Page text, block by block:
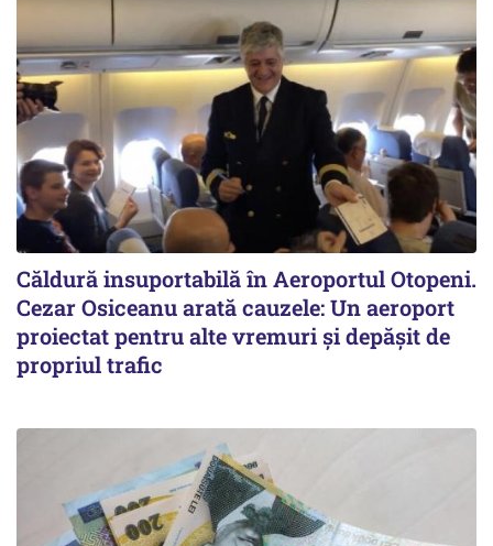
Căldură insuportabilă în Aeroportul Otopeni.
Cezar Osiceanu arată cauzele: Un aeroport
proiectat pentru alte vremuri și depășit de
propriul trafic